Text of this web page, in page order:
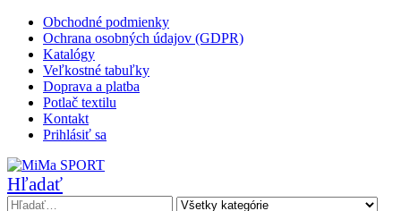
Obchodné podmienky
Ochrana osobných údajov (GDPR)
Katalógy
Veľkostné tabuľky
Doprava a platba
Potlač textilu
Kontakt
Prihlásiť sa
Hľadať